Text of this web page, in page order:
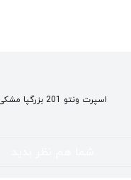
اسپرت ونتو 201 بزرگپا مشکی